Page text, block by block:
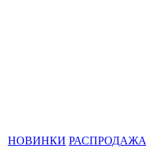
НОВИНКИ РАСПРОДАЖА